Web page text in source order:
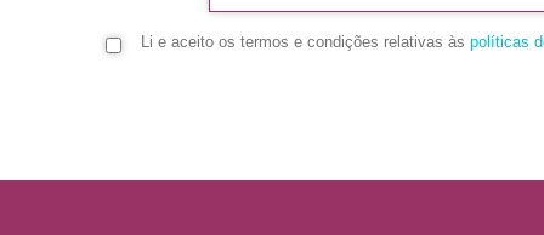
Li e aceito os termos e condições relativas às políticas